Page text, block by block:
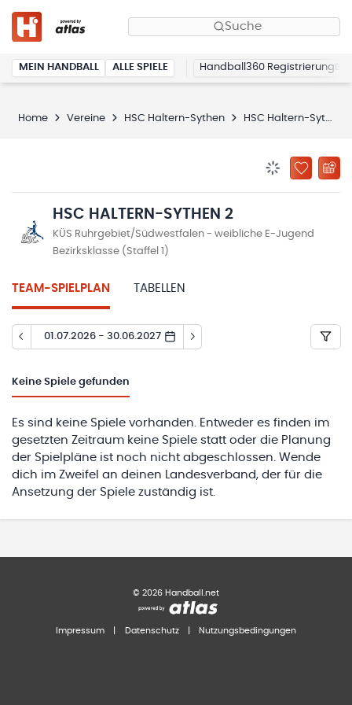
Suche
MEIN HANDBALL ALLE SPIELE Handball360 Registrierung
Home Vereine HSC Haltern-Sythen HSC Haltern-Sythen 2
ZU
HSC HALTERN-SYTHEN 2
KÜS Ruhrgebiet/Südwestfalen - weibliche E-Jugend
Bezirksklasse (Staffel 1)
TEAM-SPIELPLAN TABELLEN
01.07.2026 - 30.06.2027
Keine Spiele gefunden
Es sind keine Spiele vorhanden. Entweder es finden im
gesetzten Zeitraum keine Spiele statt oder die Planung
der Spielpläne ist noch nicht abgeschlossen. Wende
dich im Zweifel an deinen Landesverband, der für die
Ansetzung der Spiele zuständig ist.
© 2026 Handball.net
Impressum Datenschutz Nutzungsbedingungen